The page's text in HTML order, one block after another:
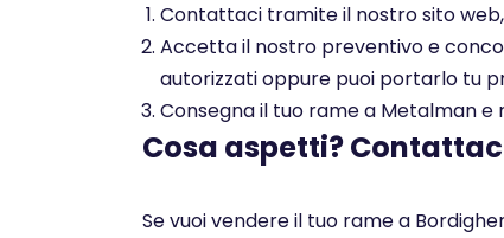
Contattaci tramite il nostro sito
Accetta il nostro preventivo e
autorizzati oppure puoi portarlo tu
Consegna il tuo rame a Metalman
Cosa aspetti?
Se vuoi vendere il tuo rame a